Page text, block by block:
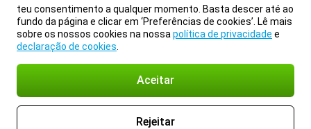
teu consentimento a qualquer momento. Basta descer até ao
fundo da página e clicar em ‘Preferências de cookies’. Lê mais
sobre os nossos cookies na nossa política de privacidade e
declaração de cookies
Aceitar
Rejeitar